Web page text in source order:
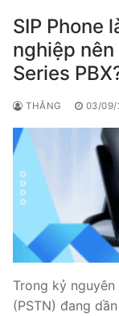
SIP Phone
nghiệp
Series
THẮNG 03/09/
Trong kỷ
(PSTN) đang